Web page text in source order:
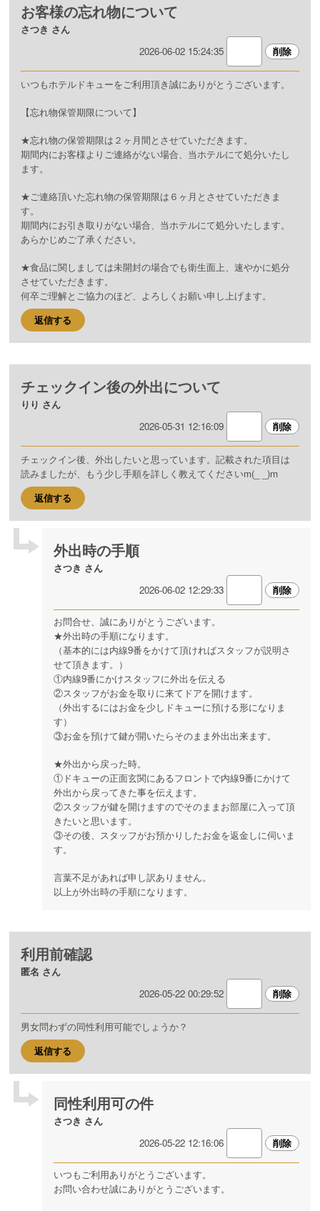
お客様の忘れ物について
さつき さん
2026-06-02 15:24:35
いつもホテルドキューをご利用頂き誠にありがとうございます。
【忘れ物保管期限について】
★忘れ物の保管期限は２ヶ月間とさせていただきます。
期間内にお客様よりご連絡がない場合、当ホテルにて処分いたし
ます。
★ご連絡頂いた忘れ物の保管期限は６ヶ月とさせていただきま
す。
期間内にお引き取りがない場合、当ホテルにて処分いたします。
あらかじめご了承ください。
★食品に関しましては未開封の場合でも衛生面上、速やかに処分
させていただきます。
何卒ご理解とご協力のほど、よろしくお願い申し上げます。
返信する
チェックイン後の外出について
りり さん
2026-05-31 12:16:09
チェックイン後、外出したいと思っています。記載された項目は
読みましたが、もう少し手順を詳しく教えてくださいm(_ _)m
返信する
外出時の手順
さつき さん
2026-06-02 12:29:33
お問合せ、誠にありがとうございます。
★外出時の手順になります。
（基本的には内線9番をかけて頂ければスタッフが説明さ
せて頂きます。）
①内線9番にかけスタッフに外出を伝える
②スタッフがお金を取りに来てドアを開けます。
（外出するにはお金を少しドキューに預ける形になりま
す）
③お金を預けて鍵が開いたらそのまま外出出来ます。
★外出から戻った時。
①ドキューの正面玄関にあるフロントで内線9番にかけて
外出から戻ってきた事を伝えます。
②スタッフが鍵を開けますのでそのままお部屋に入って頂
きたいと思います。
③その後、スタッフがお預かりしたお金を返金しに伺いま
す。
言葉不足があれば申し訳ありません。
以上が外出時の手順になります。
利用前確認
匿名 さん
2026-05-22 00:29:52
男女問わずの同性利用可能でしょうか？
返信する
同性利用可の件
さつき さん
2026-05-22 12:16:06
いつもご利用ありがとうございます。
お問い合わせ誠にありがとうございます。